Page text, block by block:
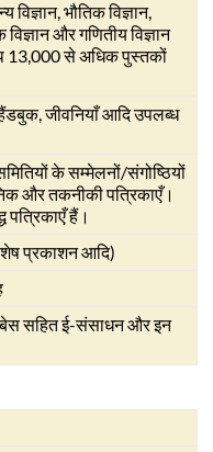
विज्ञान, भौतिक विज्ञान,
विज्ञान और गणितीय विज्ञान
13,000 से अधिक पुस्तकों
जीवनियाँ आदि उपलब्ध
समितियों के सम्मेलनों/संगोष्ठियों
और तकनीकी पत्रिकाएँ।
हैं।
प्रकाशन आदि)
सहित ई-संसाधन और इन